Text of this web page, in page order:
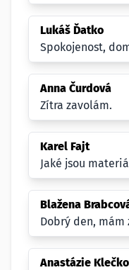
Lukáš Ďatko
Spokojenost,
Anna Čurdová
Zítra zavolám.
Karel Fajt
Jaké jsou
Blažena
Dobrý den, mám
Anastázie